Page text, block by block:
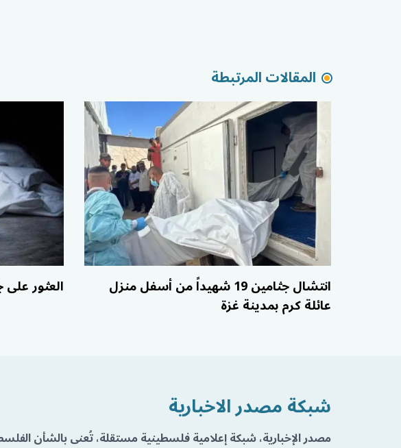
المقالات المرتبطة
انتشال جثامين 19 شهيداً من أسفل منزل
عائلة كرم بمدينة غزة
العثور
شبكة مصدر الاخبارية
مصدر الإخبارية، شبكة إعلامية فلسطينية مستقلة، تُعنى بالشأن